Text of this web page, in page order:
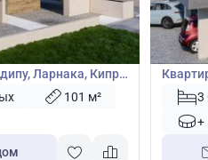
Ларнака, Кипр
101 м²
€225
№
3